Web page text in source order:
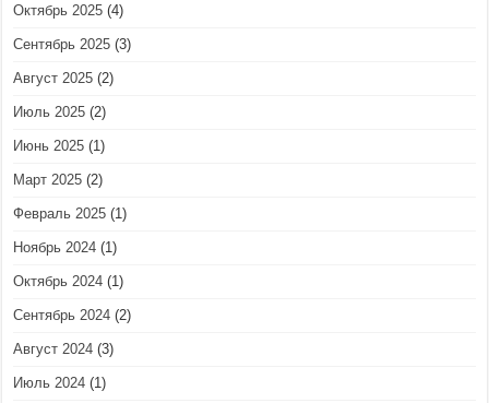
Октябрь 2025 (4)
Сентябрь 2025 (3)
Август 2025 (2)
Июль 2025 (2)
Июнь 2025 (1)
Март 2025 (2)
Февраль 2025 (1)
Ноябрь 2024 (1)
Октябрь 2024 (1)
Сентябрь 2024 (2)
Август 2024 (3)
Июль 2024 (1)